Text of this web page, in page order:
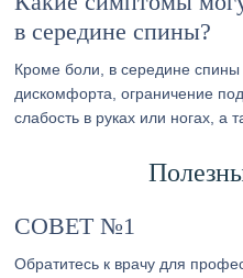
в середине спины?
Кроме боли, в середине
дискомфорта, ограничение
слабость в руках или ногах, а
СОВЕТ №1
Обратитесь к врачу для